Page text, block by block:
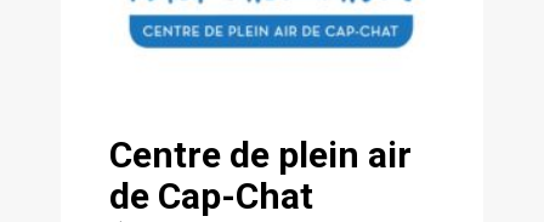
Centre de plein air
de Cap-Chat